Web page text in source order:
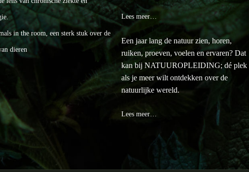
in the room, een sterk stuk over de
dieren
Lees meer…
Een jaar lang de natuur zien, horen,
ruiken, proeven, voelen en ervaren? Dat
kan bij NATUUROPLEIDING; dé plek
als je meer wilt ontdekken over de
natuurlijke wereld.
Lees meer…